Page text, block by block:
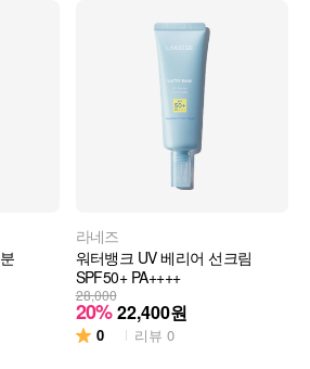
라네즈
워터뱅크 UV 베리어 선크림
SPF50+ PA++++
28,000
20% 22,400원
0 리뷰 0